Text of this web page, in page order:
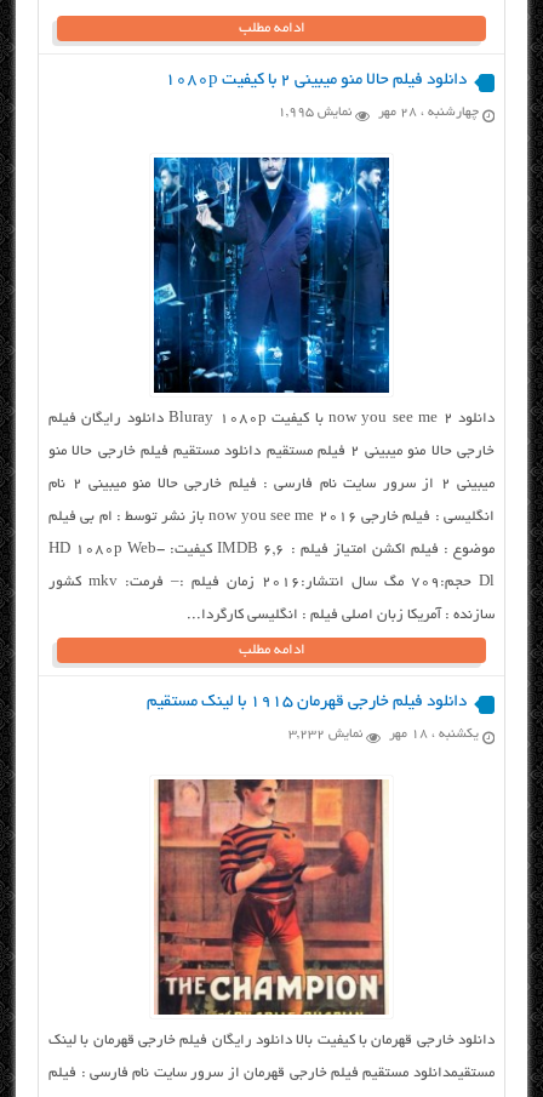
ادامه مطلب
دانلود فیلم حالا منو میبینی ۲ با کیفیت ۱۰۸۰p
چهارشنبه ، ۲۸ مهر نمایش 1,995
دانلود now you see me 2 با کیفیت Bluray 1080p دانلود رایگان فیلم
خارجی حالا منو میبینی ۲ فیلم مستقیم دانلود مستقیم فیلم خارجی حالا منو
میبینی ۲ از سرور سایت نام فارسی : فیلم خارجی حالا منو میبینی ۲ نام
انگلیسی : فیلم خارجی now you see me 2016 باز نشر توسط : ام بی فیلم
موضوع : فیلم اکشن امتیاز فیلم : ۶,۶ IMDB کیفیت: HD 1080p Web-
Dl حجم:۷۰۹ مگ سال انتشار:۲۰۱۶ زمان فیلم :– فرمت: mkv کشور
سازنده : آمریکا زبان اصلی فیلم : انگلیسی کارگردا...
ادامه مطلب
دانلود فیلم خارجی قهرمان ۱۹۱۵ با لینک مستقیم
یکشنبه ، ۱۸ مهر نمایش 3,232
دانلود خارجی قهرمان با کیفیت بالا دانلود رایگان فیلم خارجی قهرمان با لینک
مستقیمدانلود مستقیم فیلم خارجی قهرمان از سرور سایت نام فارسی : فیلم